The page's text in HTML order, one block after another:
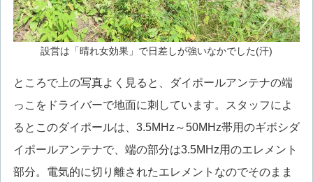
設営は「晴れ女効果」で日差しが強いなかでした(汗)
ところで上の写真よく見ると、ダイポールアンテナの端
っこをドライバーで地面に刺しています。スタッフによ
るとこのダイポールは、3.5MHz～50MHz帯用のギボシダ
イポールアンテナで、端の部分は3.5MHz用のエレメント
部分。電気的に切り離されたエレメントなのでそのまま